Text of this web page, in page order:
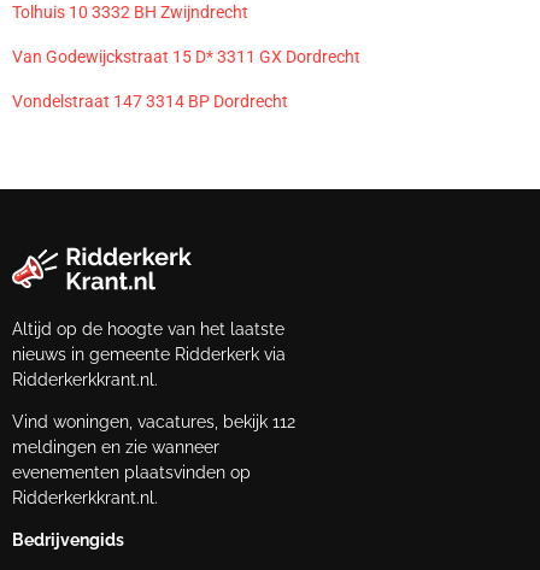
Tolhuis 10 3332 BH Zwijndrecht
Van Godewijckstraat 15 D* 3311 GX Dordrecht
Vondelstraat 147 3314 BP Dordrecht
Altijd op de hoogte van het laatste
nieuws in gemeente Ridderkerk via
Ridderkerkkrant.nl.
Vind woningen, vacatures, bekijk 112
meldingen en zie wanneer
evenementen plaatsvinden op
Ridderkerkkrant.nl.
Bedrijvengids